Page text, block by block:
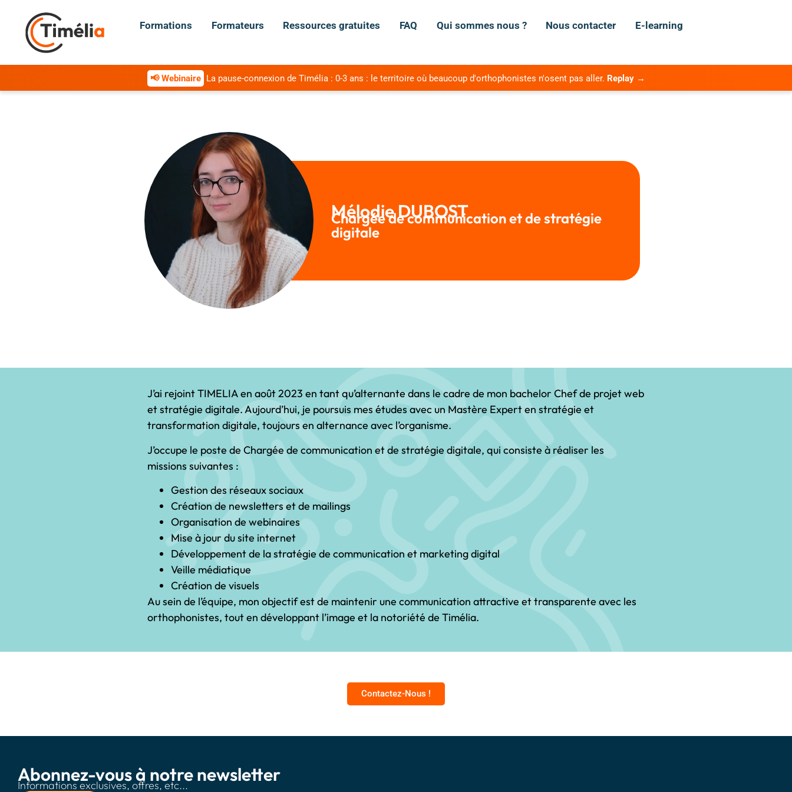
Formations Formateurs Ressources gratuites FAQ Qui sommes nous ? Nous contacter E-learning
📢 Webinaire La pause-connexion de Timélia : 0-3 ans : le territoire où beaucoup d'orthophonistes n'osent pas aller. Replay →
Mélodie DUBOST
Chargée de communication et de stratégie
digitale
J’ai rejoint TIMELIA en août 2023 en tant qu’alternante dans le cadre de mon bachelor Chef de projet web
et stratégie digitale. Aujourd’hui, je poursuis mes études avec un Mastère Expert en stratégie et
transformation digitale, toujours en alternance avec l’organisme.
J’occupe le poste de Chargée de communication et de stratégie digitale, qui consiste à réaliser les
missions suivantes :
Gestion des réseaux sociaux
Création de newsletters et de mailings
Organisation de webinaires
Mise à jour du site internet
Développement de la stratégie de communication et marketing digital
Veille médiatique
Création de visuels
Au sein de l’équipe, mon objectif est de maintenir une communication attractive et transparente avec les
orthophonistes, tout en développant l’image et la notoriété de Timélia.
Contactez-Nous !
Abonnez-vous à notre newsletter
Informations exclusives, offres, etc...